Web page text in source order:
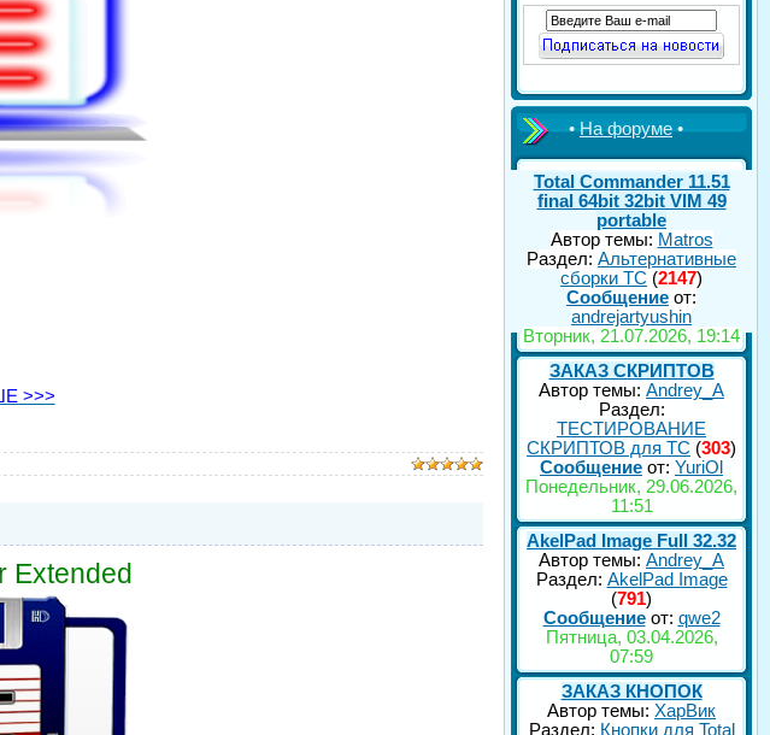
>>>
Extended
•На форуме•
Total Commander 11.51
final 64bit 32bit VIM 49
portable
Автор темы: Matros
Раздел: Альтернативные
сборки ТС (2147)
Сообщение от:
andrejartyushin
Вторник, 21.07.2026, 19:14
ЗАКАЗ СКРИПТОВ
Автор темы: Andrey_A
Раздел:
ТЕСТИРОВАНИЕ
СКРИПТОВ для TC (303)
Сообщение от: YuriOl
Понедельник, 29.06.2026,
11:51
AkelPad Image Full 32.32
Автор темы: Andrey_A
Раздел: AkelPad Image
(791)
Сообщениеот: qwe2
Пятница, 03.04.2026,
07:59
ЗАКАЗ КНОПОК
Автор темы: ХарВик
Раздел: Кнопки для Total